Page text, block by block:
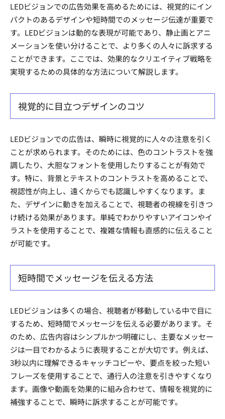
LEDビジョンでの広告効果を高めるためには、視覚的にイン
パクトのあるデザインや短時間でのメッセージ伝達が重要で
す。LEDビジョンは動的な表現が可能であり、静止画とアニ
メーションを使い分けることで、より多くの人々に訴求する
ことができます。ここでは、効果的なクリエイティブ戦略を
実現するための具体的な方法について解説します。
視覚的に目立つデザインのコツ
LEDビジョンでの広告は、瞬時に視覚的に人々の注意を引く
ことが求められます。そのためには、色のコントラストを強
調したり、大胆なフォントを使用したりすることが有効で
す。特に、背景とテキストのコントラストを高めることで、
視認性が向上し、遠くからでも認識しやすくなります。ま
た、デザインに動きを加えることで、視聴者の視線を引きつ
け続ける効果があります。単純でわかりやすいアイコンやイ
ラストを使用することで、複雑な情報も直感的に伝えること
が可能です。
短時間でメッセージを伝える方法
LEDビジョンは多くの場合、視聴者が移動している中で目に
するため、短時間でメッセージを伝える必要があります。そ
のため、広告内容はシンプルかつ明確にし、主要なメッセー
ジは一目でわかるように表現することが大切です。例えば、
3秒以内に理解できるキャッチコピーや、要点を絞った短い
フレーズを使用することで、通行人の注意を引きやすくなり
ます。画像や動画を効果的に組み合わせて、情報を視覚的に
補強することで、瞬時に訴求することが可能です。